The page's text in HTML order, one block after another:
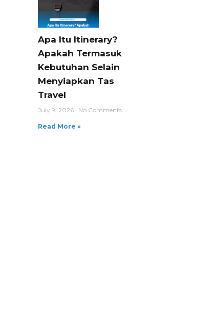
Apa Itu Itinerary?
Apakah Termasuk
Kebutuhan Selain
Menyiapkan Tas
Travel
July 9, 2026 No Comments
Read More »